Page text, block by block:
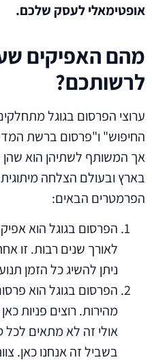
אופטימאלי לעסק שלכם.
מהם האפיקים
לרשותכם?
החיפוש" ו"פרסום ברשת
אך המשותף לשתיהן הוא
הפרמטרים הבאים:
הפרסום בגוגל הוא
לאורך שנים רבות. זו
ניתן להשיג כל הזמן
הפרסום בגוגל הוא
מהירות. רוצים פניות
אולי זה לא מתאים לכל
בשביל זה אנחנו כאן.